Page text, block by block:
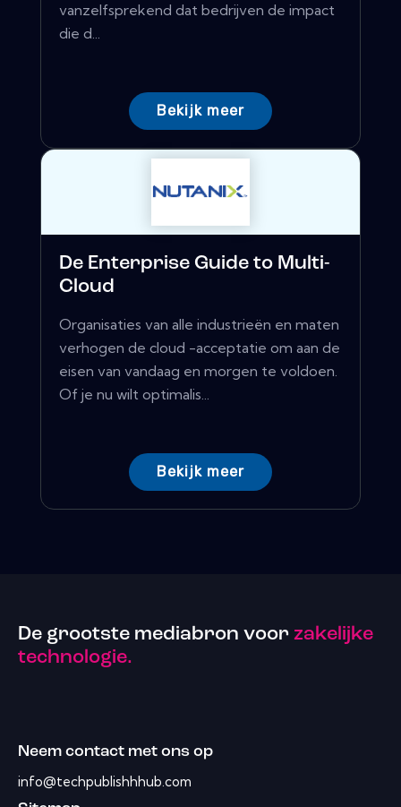
vanzelfsprekend dat bedrijven de impact
die d...
Bekijk meer
De Enterprise Guide to Multi-
Cloud
Organisaties van alle industrieën en maten
verhogen de cloud -acceptatie om aan de
eisen van vandaag en morgen te voldoen.
Of je nu wilt optimalis...
Bekijk meer
De grootste mediabron voor zakelijke
technologie.
Neem contact met ons op
info@techpublishhhub.com